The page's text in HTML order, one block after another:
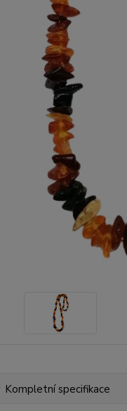
Kompletní specifikace